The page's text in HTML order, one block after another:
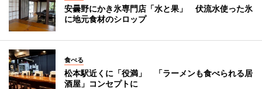
安曇野にかき氷専門店「水と果」 伏流水使った氷
に地元食材のシロップ
食べる
松本駅近くに「役満」 「ラーメンも食べられる居
酒屋」コンセプトに